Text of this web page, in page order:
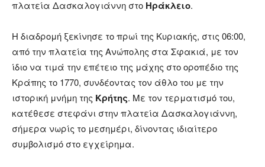
πλατεία Δασκαλογιάννη στο Ηράκλειο.
Η διαδρομή ξεκίνησε το πρωί της Κυριακής, στις 06:00,
από την πλατεία της Ανώπολης στα Σφακιά, με τον
ίδιο να τιμά την επέτειο της μάχης στο οροπέδιο της
Κράπης το 1770, συνδέοντας τον άθλο του με την
ιστορική μνήμη της Κρήτης. Με τον τερματισμό του,
κατέθεσε στεφάνι στην πλατεία Δασκαλογιάννη,
σήμερα νωρίς το μεσημέρι, δίνοντας ιδιαίτερο
συμβολισμό στο εγχείρημα.